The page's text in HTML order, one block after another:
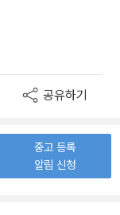
공유하기
중고 등록
알림 신청